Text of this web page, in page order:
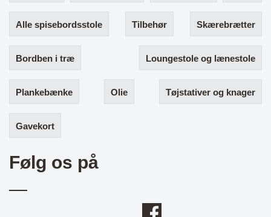
Alle spisebordsstole Tilbehør Skærebrætter
Bordben i træ Loungestole og lænestole
Plankebænke Olie Tøjstativer og knager
Gavekort
Følg os på